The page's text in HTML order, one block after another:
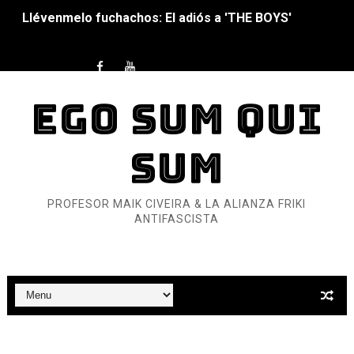
La falacia etimológica
Pequeña Filmoteca Antifascista
Que no nos aplaste el Talón de Hierro
Pokémon: La película existencialista
¿Estamos soñando con ovejas eléctricas?
EGO SUM QUI
SUM
PROFESOR MAIK CIVEIRA & LA ALIANZA FRIKI
ANTIFASCISTA